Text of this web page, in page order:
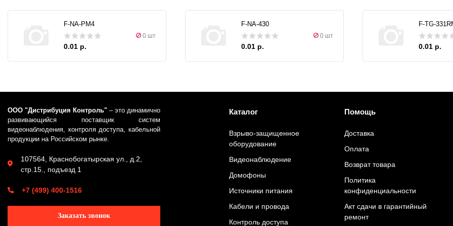
F-NA-PM4
0 шт
0.01 р.
F-NA-430
0 шт
0.01 р.
F-TG-
0.01 р.
ООО "Дистрибуция Контроль" – это динамично
развивающийся поставщик систем
видеонаблюдения, контроля доступа, кабельной
продукции на Российском рынке.
107564, Краснобогатырская ул., д.2,
стр.15., подъезд 1
+7 (499) 400-1516
Заказать звонок
Каталог
Взрыво-защищенное
оборудование
Видеонаблюдение
Домофоны
Источники питания
Кабели и провода
Контроль доступа
Помощь
Доставка
Оплата
Возврат товара
Политика
конфиденциальности
Акт сдачи в гарантийный
ремонт